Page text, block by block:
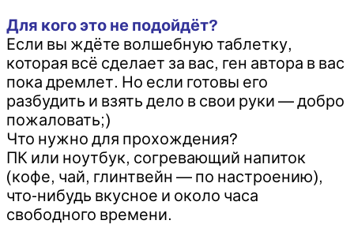
Для кого это не подойдёт?
Если вы ждёте волшебную таблетку,
которая всё сделает за вас, ген автора в вас
пока дремлет. Но если готовы его
разбудить и взять дело в свои руки — добро
пожаловать;)
Что нужно для прохождения?
ПК или ноутбук, согревающий напиток
(кофе, чай, глинтвейн — по настроению),
что-нибудь вкусное и около часа
свободного времени.